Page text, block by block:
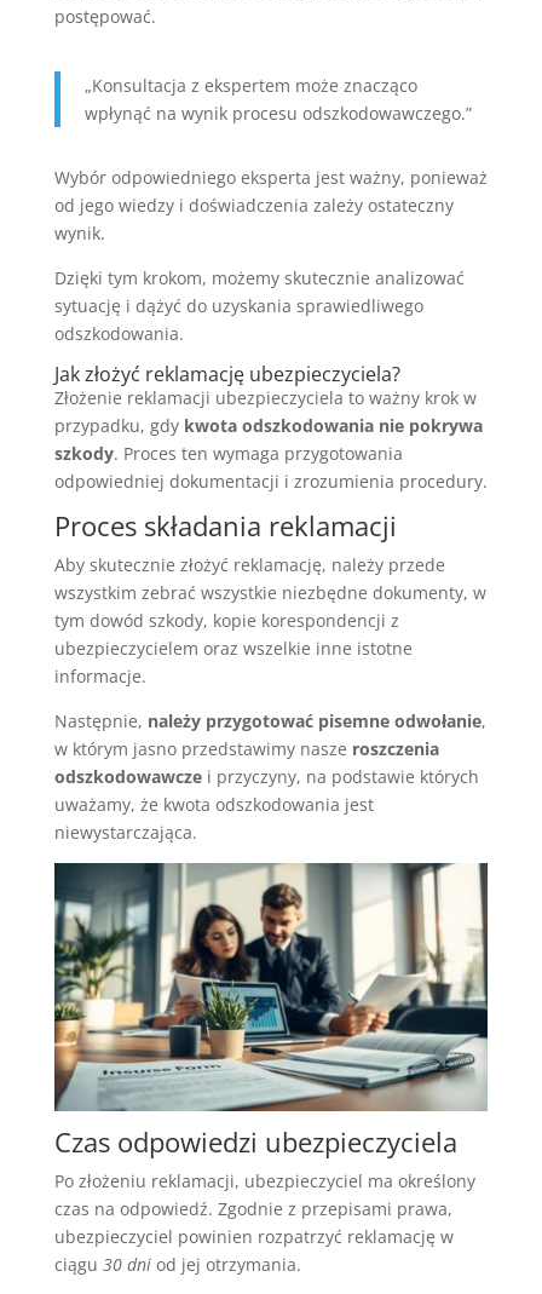
postępować.
„Konsultacja z ekspertem może znacząco
wpłynąć na wynik procesu odszkodowawczego.”
Wybór odpowiedniego eksperta jest ważny, ponieważ
od jego wiedzy i doświadczenia zależy ostateczny
wynik.
Dzięki tym krokom, możemy skutecznie analizować
sytuację i dążyć do uzyskania sprawiedliwego
odszkodowania.
Jak złożyć reklamację ubezpieczyciela?
Złożenie reklamacji ubezpieczyciela to ważny krok w
przypadku, gdy kwota odszkodowania nie pokrywa
szkody. Proces ten wymaga przygotowania
odpowiedniej dokumentacji i zrozumienia procedury.
Proces składania reklamacji
Aby skutecznie złożyć reklamację, należy przede
wszystkim zebrać wszystkie niezbędne dokumenty, w
tym dowód szkody, kopie korespondencji z
ubezpieczycielem oraz wszelkie inne istotne
informacje.
Następnie, należy przygotować pisemne odwołanie,
w którym jasno przedstawimy nasze roszczenia
odszkodowawczei przyczyny, na podstawie których
uważamy, że kwota odszkodowania jest
niewystarczająca.
Czas odpowiedzi ubezpieczyciela
Po złożeniu reklamacji, ubezpieczyciel ma określony
czas na odpowiedź. Zgodnie z przepisami prawa,
ubezpieczyciel powinien rozpatrzyć reklamację w
ciągu 30 dniod jej otrzymania.